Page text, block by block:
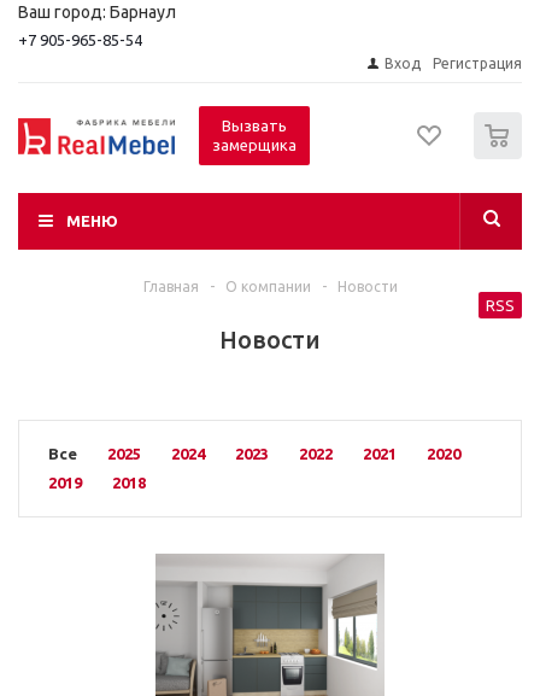
Ваш город: Барнаул
+7 905-965-85-54
Вход Регистрация
Вызвать
замерщика
МЕНЮ
Главная - О компании - Новости
Новости
RSS
Все 2025 2024 2023 2022 2021
2020
2019
2018